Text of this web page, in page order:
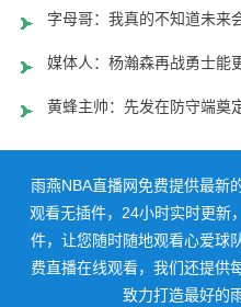
字母哥：我真的不知道未来
雨燕NBA直播网免费提供最新
观看无插件，24小时实时更新
件，让您随时随地观看心爱球
费直播在线观看，我们还提供
致力打造最好的